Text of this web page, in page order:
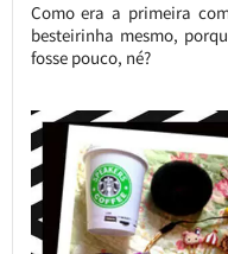
Como era a primeira
besteirinha mesmo,
fosse pouco, né?